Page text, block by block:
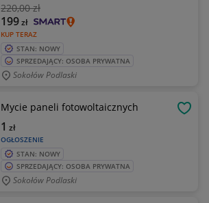
220,00 zł
KUP TERAZ
199zł
STAN: NOWY
SPRZEDAJĄCY: OSOBA PRYWATNA
Sokołów Podlaski
Mycie paneli fotowoltaicznych
OGŁOSZENIE
1 zł
STAN: NOWY
SPRZEDAJĄCY: OSOBA PRYWATNA
Sokołów Podlaski